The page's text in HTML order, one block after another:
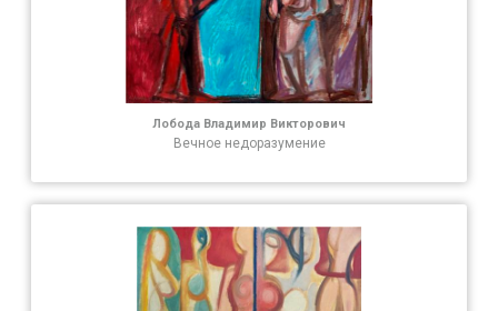
Лобода Владимир Викторович
Вечное недоразумение